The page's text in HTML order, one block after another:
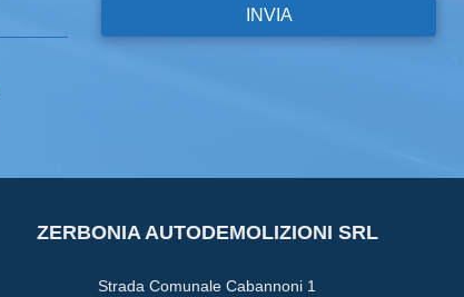
ZERBONIA AUTODEMOLIZIONI SRL
Strada Comunale Cabannoni 1